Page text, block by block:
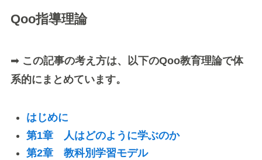
Qoo指導理論
➡ この記事の考え方は、以下のQoo教育理論で体
系的にまとめています。
はじめに
第1章 人はどのように学ぶのか
第2章 教科別学習モデル